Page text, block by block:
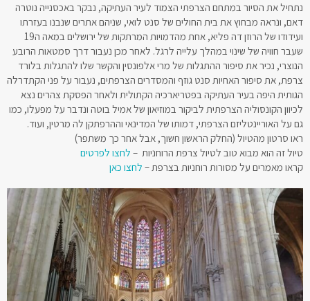
את הסיור במתחם הצרפתי הצמוד לעיר העתיקה, נבקר באכסנייה נוטרה
ונראה מבחוץ את בית החולים של סנט לואי, שניהם אתרים שנבנו בעזרתו
ועידודו של הרוזן דה פליא, אחת מהדמויות המרתקות של ירושלים במאה ה19
חוויה של שינוי במהלך עלייה לרגל. לאחר מכן נעבור דרך סמטאות הרובע
נכיר את סיפור ההתגלות של מרי אלפונסין והקשר שלו להתגלות בלורד
את סיפור האחיות סנט גוזף והמסדרים הצרפתים, נעבור על פני הקתדרלה
היפה בעיר העתיקה בפטריארכיה הקתולית ולאחר הפסקת צהרים נצא
הקונסוליה הצרפתית לביקור במוזיאון של אמיל בוטה ונדבר על מפעלו, כמו
על האוריינטליזם הצרפתי, דמותו של המדינאי וההרפתקן לה מרטין, ועוד.
סרטון מהטיול (החלק הראשון חשוך, אבל אחר כך משתפר)
זה הוא מבוא טוב לטיול צרפת הרוחניות –לחצו לפרטים
מאמרים על מסורות רוחניות בצרפת –לחצו כאן